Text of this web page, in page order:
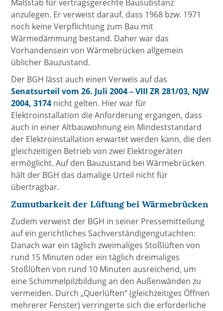
Maßstab für vertragsgerechte Bausubstanz
anzulegen. Er verweist darauf, dass 1968 bzw. 1971
noch keine Verpflichtung zum Bau mit
Wärmedämmung bestand. Daher war das
Vorhandensein von Wärmebrücken allgemein
üblicher Bauzustand.
Der BGH lässt auch einen Verweis auf das
Senatsurteil vom 26. Juli 2004 – VIII ZR 281/03, NJW
2004, 3174 nicht gelten. Hier war für
Elektroinstallation die Anforderung ergangen, dass
auch in einer Altbauwohnung ein Mindeststandard
der Elektroinstallation erwartet werden kann, die den
gleichzeitigen Betrieb von zwei Elektrogeräten
ermöglicht. Auf den Bauzustand bei Wärmebrücken
hält der BGH das damalige Urteil nicht für
übertragbar.
Zumutbarkeit der Lüftung bei Wärmebrücken
Zudem verweist der BGH in seiner Pressemitteilung
auf ein gerichtliches Sachverständigengutachten:
Danach war ein täglich zweimaliges Stoßlüften von
rund 15 Minuten oder ein täglich dreimaliges
Stoßlüften von rund 10 Minuten ausreichend, um
eine Schimmelpilzbildung an den Außenwänden zu
vermeiden. Durch „Querlüften“ (gleichzeitiges Öffnen
mehrerer Fenster) verringerte sich die erforderliche